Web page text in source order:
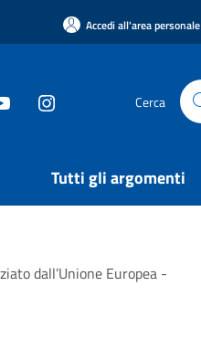
Accedi all'area personale
Cerca
Tutti gli argomenti
dall’Unione Europea -